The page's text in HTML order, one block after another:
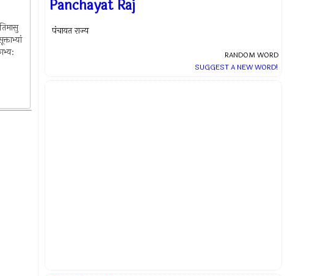
Panchayat Raj
पंचायत राज्य
RANDOM WORD
SUGGEST A NEW WORD!